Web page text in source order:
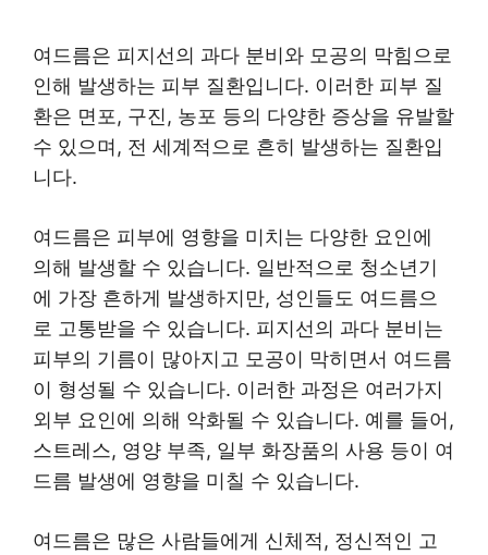
여드름은 피지선의 과다 분비와 모공의 막힘으로
인해 발생하는 피부 질환입니다. 이러한 피부 질
환은 면포, 구진, 농포 등의 다양한 증상을 유발할
수 있으며, 전 세계적으로 흔히 발생하는 질환입
니다.
여드름은 피부에 영향을 미치는 다양한 요인에
의해 발생할 수 있습니다. 일반적으로 청소년기
에 가장 흔하게 발생하지만, 성인들도 여드름으
로 고통받을 수 있습니다. 피지선의 과다 분비는
피부의 기름이 많아지고 모공이 막히면서 여드름
이 형성될 수 있습니다. 이러한 과정은 여러가지
외부 요인에 의해 악화될 수 있습니다. 예를 들어,
스트레스, 영양 부족, 일부 화장품의 사용 등이 여
드름 발생에 영향을 미칠 수 있습니다.
여드름은 많은 사람들에게 신체적, 정신적인 고